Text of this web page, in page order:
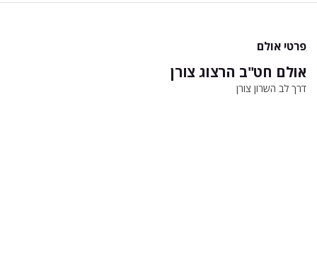
פרטי אולם
אולם חט"ב הרצוג צורן
דרך לב השרון צורן